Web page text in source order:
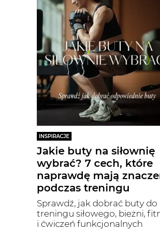
INSPIRACJE
Jakie buty na siłownię
wybrać? 7 cech, które
naprawdę mają
podczas treningu
Sprawdź, jak dobrać buty do
treningu siłowego, bieżni,
i ćwiczeń funkcjonalnych